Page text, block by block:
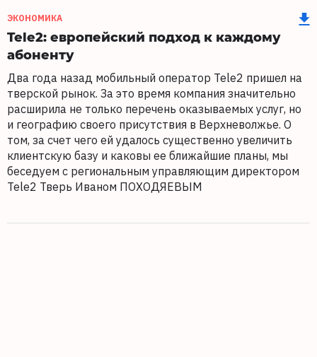
ЭКОНОМИКА
Tele2: европейский подход к каждому
абоненту
Два года назад мобильный оператор Tele2 пришел на
тверской рынок. За это время компания значительно
расширила не только перечень оказываемых услуг, но
и географию своего присутствия в Верхневолжье. О
том, за счет чего ей удалось существенно увеличить
клиентскую базу и каковы ее ближайшие планы, мы
беседуем с региональным управляющим директором
Tele2 Тверь Иваном ПОХОДЯЕВЫМ